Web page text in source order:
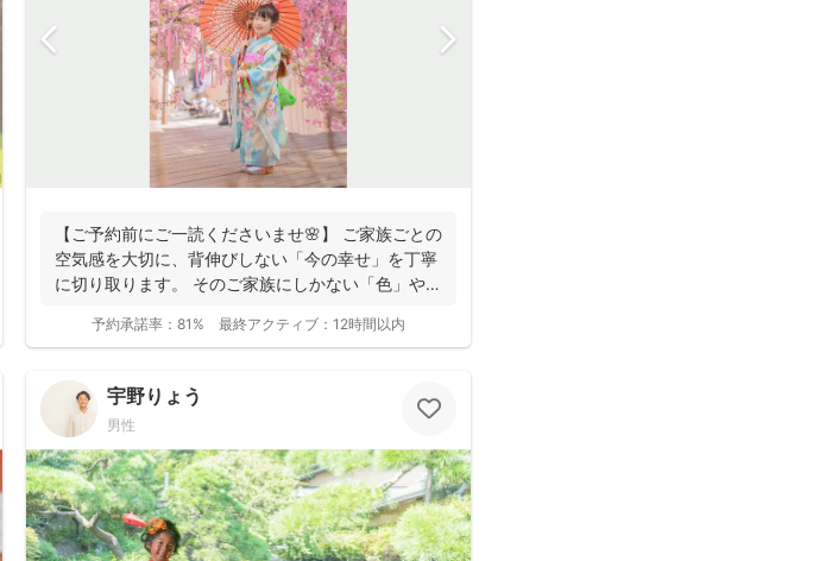
【ご予約前にご一読くださいませ🌸】 ご家族ごとの
空気感を大切に、背伸びしない「今の幸せ」を丁寧
に切り取ります。 そのご家族にしかない「色」や、
予約承諾率： 81% 最終アクティブ： 12時間以内
宇野りょう
男性